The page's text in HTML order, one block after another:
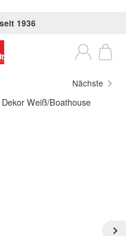
1936
Nächste